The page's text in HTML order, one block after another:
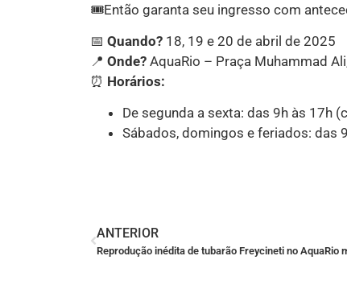
🎟️Então garanta seu ingresso com
📅 Quando? 18, 19 e 20 de abril de 2025
📍 Onde? AquaRio – Praça Muhammad
⏰ Horários:
De segunda a sexta: das 9h às 17h
Sábados, domingos e feriados: das
ANTERIOR
Reprodução inédita de tubarão Freycineti no AquaRio